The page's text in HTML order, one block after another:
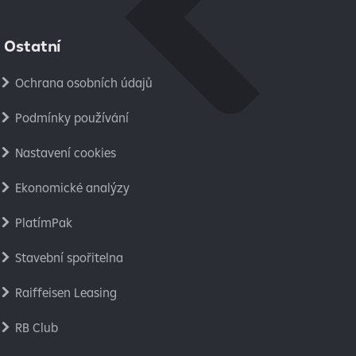
Ostatní
Ochrana osobních údajů
Podmínky používání
Nastavení cookies
Ekonomické analýzy
PlatímPak
Stavební spořitelna
Raiffeisen Leasing
RB Club